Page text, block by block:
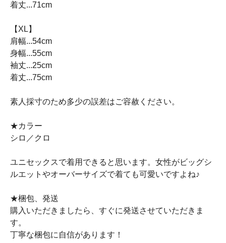
着丈...71cm
【XL】
肩幅...54cm
身幅...55cm
袖丈...25cm
着丈...75cm
素人採寸のため多少の誤差はご容赦ください。
★カラー
シロ／クロ
ユニセックスで着用できると思います。女性がビッグシ
ルエットやオーバーサイズで着ても可愛いですよね♪
★梱包、発送
購入いただきましたら、すぐに発送させていただきま
す。
丁寧な梱包に自信があります！